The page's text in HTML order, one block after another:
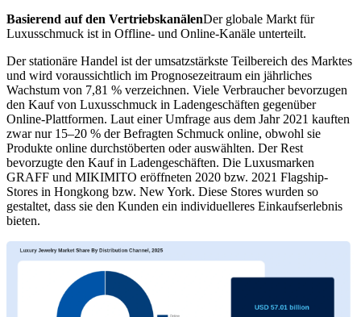
Basierend auf den VertriebskanälenDer globale Markt für
Luxusschmuck ist in Offline- und Online-Kanäle unterteilt.
Der stationäre Handel ist der umsatzstärkste Teilbereich des Marktes
und wird voraussichtlich im Prognosezeitraum ein jährliches
Wachstum von 7,81 % verzeichnen. Viele Verbraucher bevorzugen
den Kauf von Luxusschmuck in Ladengeschäften gegenüber
Online-Plattformen. Laut einer Umfrage aus dem Jahr 2021 kauften
zwar nur 15–20 % der Befragten Schmuck online, obwohl sie
Produkte online durchstöberten oder auswählten. Der Rest
bevorzugte den Kauf in Ladengeschäften. Die Luxusmarken
GRAFF und MIKIMITO eröffneten 2020 bzw. 2021 Flagship-
Stores in Hongkong bzw. New York. Diese Stores wurden so
gestaltet, dass sie den Kunden ein individuelleres Einkaufserlebnis
bieten.